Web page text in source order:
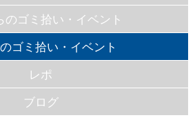
のゴミ拾い・イベント
ゴミ拾い・イベント
レポ
ブログ